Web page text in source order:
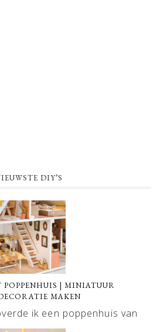
DIY’S
POPPENHUIS | MINIATUUR
MAKEN
ik een poppenhuis van